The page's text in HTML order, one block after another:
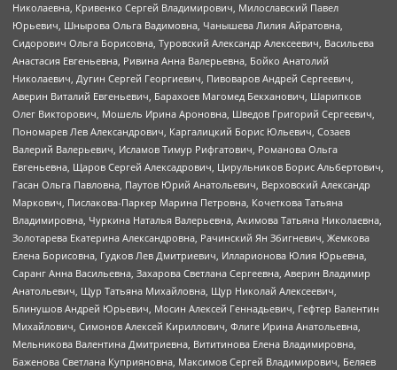
Николаевна, Кривенко Сергей Владимирович, Милославский Павел
Юрьевич, Шнырова Ольга Вадимовна, Чанышева Лилия Айратовна,
Сидорович Ольга Борисовна, Туровский Александр Алексеевич, Васильева
Анастасия Евгеньевна, Ривина Анна Валерьевна, Бойко Анатолий
Николаевич, Дугин Сергей Георгиевич, Пивоваров Андрей Сергеевич,
Аверин Виталий Евгеньевич, Барахоев Магомед Бекханович, Шарипков
Олег Викторович, Мошель Ирина Ароновна, Шведов Григорий Сергеевич,
Пономарев Лев Александрович, Каргалицкий Борис Юльевич, Созаев
Валерий Валерьевич, Исламов Тимур Рифгатович, Романова Ольга
Евгеньевна, Щаров Сергей Алексадрович, Цирульников Борис Альбертович,
Гасан Ольга Павловна, Паутов Юрий Анатольевич, Верховский Александр
Маркович, Пислакова-Паркер Марина Петровна, Кочеткова Татьяна
Владимировна, Чуркина Наталья Валерьевна, Акимова Татьяна Николаевна,
Золотарева Екатерина Александровна, Рачинский Ян Збигневич, Жемкова
Елена Борисовна, Гудков Лев Дмитриевич, Илларионова Юлия Юрьевна,
Саранг Анна Васильевна, Захарова Светлана Сергеевна, Аверин Владимир
Анатольевич, Щур Татьяна Михайловна, Щур Николай Алексеевич,
Блинушов Андрей Юрьевич, Мосин Алексей Геннадьевич, Гефтер Валентин
Михайлович, Симонов Алексей Кириллович, Флиге Ирина Анатольевна,
Мельникова Валентина Дмитриевна, Вититинова Елена Владимировна,
Баженова Светлана Куприяновна, Максимов Сергей Владимирович, Беляев